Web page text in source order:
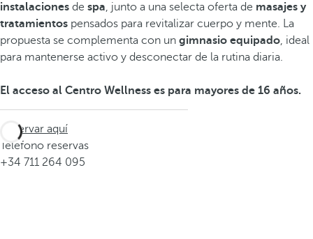
instalaciones de spa, junto a una selecta oferta de masajes y
tratamientos pensados para revitalizar cuerpo y mente. La
propuesta se complementa con un gimnasio equipado, ideal
para mantenerse activo y desconectar de la rutina diaria.
El acceso al Centro Wellness es para mayores de 16 años.
Reservar aquí
Teléfono reservas
+34 711 264 095